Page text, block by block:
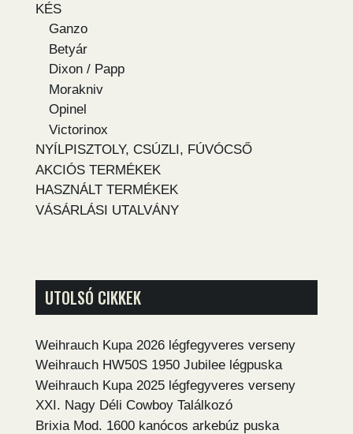
KÉS
Ganzo
Betyár
Dixon / Papp
Morakniv
Opinel
Victorinox
NYÍLPISZTOLY, CSÚZLI, FÚVÓCSŐ
AKCIÓS TERMÉKEK
HASZNÁLT TERMÉKEK
VÁSÁRLÁSI UTALVÁNY
UTOLSÓ CIKKEK
Weihrauch Kupa 2026 légfegyveres verseny
Weihrauch HW50S 1950 Jubilee légpuska
Weihrauch Kupa 2025 légfegyveres verseny
XXI. Nagy Déli Cowboy Találkozó
Brixia Mod. 1600 kanócos arkebúz puska